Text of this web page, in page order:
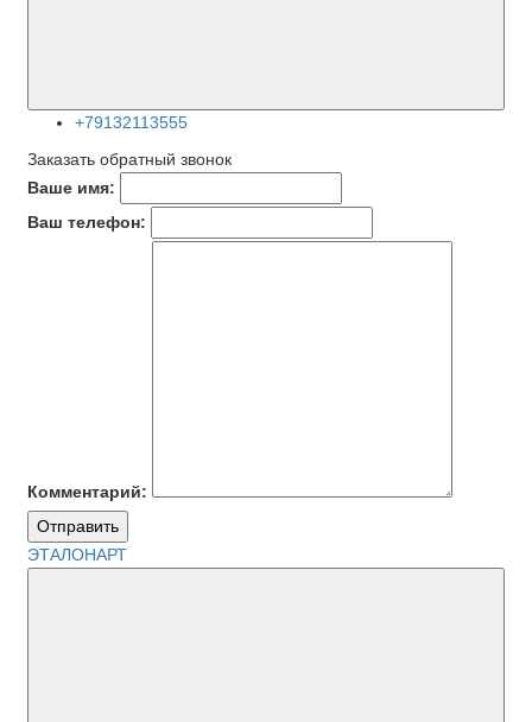
+79132113555
Заказать обратный звонок
Ваше имя:
Ваш телефон:
Комментарий:
Отправить
ЭТАЛОНАРТ